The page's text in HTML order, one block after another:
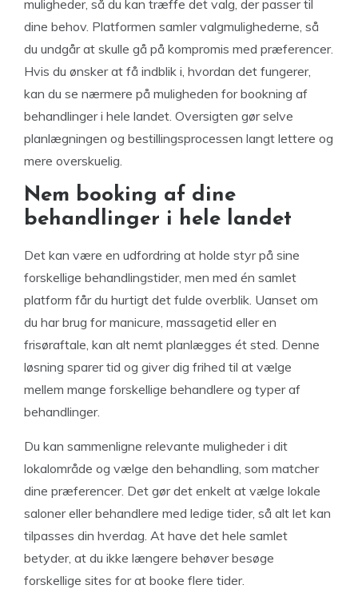
muligheder, så du kan træffe det valg, der passer til
dine behov. Platformen samler valgmulighederne, så
du undgår at skulle gå på kompromis med præferencer.
Hvis du ønsker at få indblik i, hvordan det fungerer,
kan du se nærmere på muligheden for bookning af
behandlinger i hele landet. Oversigten gør selve
planlægningen og bestillingsprocessen langt lettere og
mere overskuelig.
Nem booking af dine
behandlinger i hele landet
Det kan være en udfordring at holde styr på sine
forskellige behandlingstider, men med én samlet
platform får du hurtigt det fulde overblik. Uanset om
du har brug for manicure, massagetid eller en
frisøraftale, kan alt nemt planlægges ét sted. Denne
løsning sparer tid og giver dig frihed til at vælge
mellem mange forskellige behandlere og typer af
behandlinger.
Du kan sammenligne relevante muligheder i dit
lokalområde og vælge den behandling, som matcher
dine præferencer. Det gør det enkelt at vælge lokale
saloner eller behandlere med ledige tider, så alt let kan
tilpasses din hverdag. At have det hele samlet
betyder, at du ikke længere behøver besøge
forskellige sites for at booke flere tider.